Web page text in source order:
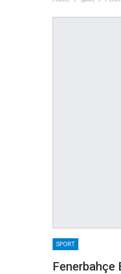
SPORT
Fenerbahçe